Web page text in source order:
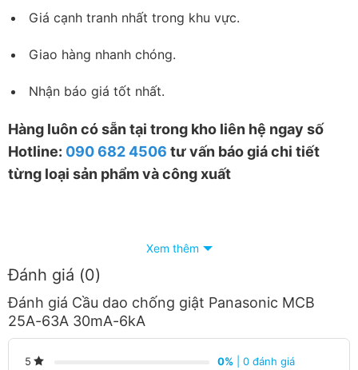
Giá cạnh tranh nhất trong khu vực.
Giao hàng nhanh chóng.
Nhận báo giá tốt nhất.
Hàng luôn có sẵn tại trong kho liên hệ ngay số
Hotline: 090 682 4506 tư vấn báo giá chi tiết
từng loại sản phẩm và công xuất
Xem thêm
Đánh giá (0)
Đánh giá Cầu dao chống giật Panasonic MCB
25A-63A 30mA-6kA
5 0% | 0 đánh giá